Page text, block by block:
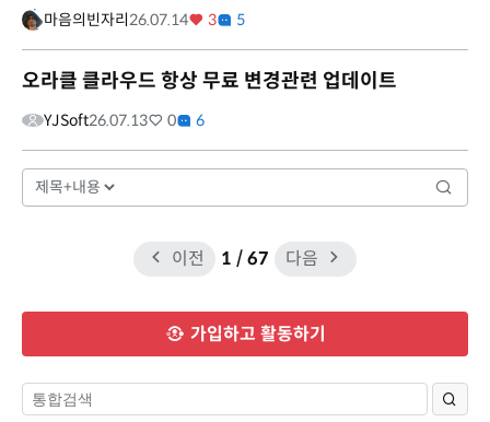
마음의빈자리26.07.14 3 5
오라클 클라우드 항상 무료 변경관련 업데이트
YJSoft26.07.13 0 6
이전 1 / 67 다음
가입하고 활동하기